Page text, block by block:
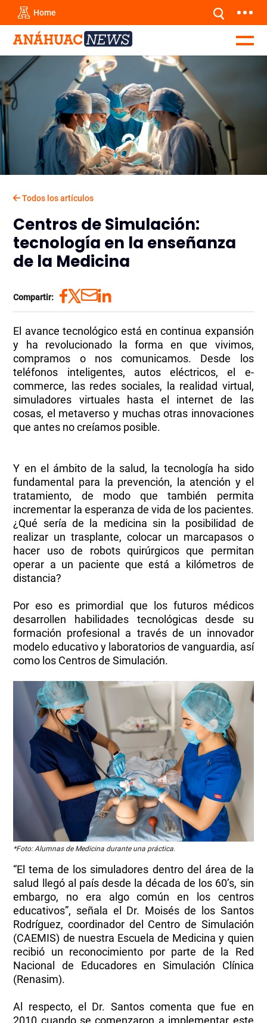
Home
Todos los artículos
Centros de Simulación:
tecnología en la enseñanza
de la Medicina
Compartir:
El avance tecnológico está en continua expansión
y ha revolucionado la forma en que vivimos,
compramos o nos comunicamos. Desde los
teléfonos inteligentes, autos eléctricos, el e-
commerce, las redes sociales, la realidad virtual,
simuladores virtuales hasta el internet de las
cosas, el metaverso y muchas otras innovaciones
que antes no creíamos posible.
Y en el ámbito de la salud, la tecnología ha sido
fundamental para la prevención, la atención y el
tratamiento, de modo que también permita
incrementar la esperanza de vida de los pacientes.
¿Qué sería de la medicina sin la posibilidad de
realizar un trasplante, colocar un marcapasos o
hacer uso de robots quirúrgicos que permitan
operar a un paciente que está a kilómetros de
distancia?
Por eso es primordial que los futuros médicos
desarrollen habilidades tecnológicas desde su
formación profesional a través de un innovador
modelo educativo y laboratorios de vanguardia, así
como los Centros de Simulación.
*Foto: Alumnas de Medicina durante una práctica.
“El tema de los simuladores dentro del área de la
salud llegó al país desde la década de los 60’s, sin
embargo, no era algo común en los centros
educativos”, señala el Dr. Moisés de los Santos
Rodríguez, coordinador del Centro de Simulación
(CAEMIS) de nuestra Escuela de Medicina y quien
recibió un reconocimiento por parte de la Red
Nacional de Educadores en Simulación Clínica
(Renasim).
Al respecto, el Dr. Santos comenta que fue en
2010 cuando se comenzaron a implementar este